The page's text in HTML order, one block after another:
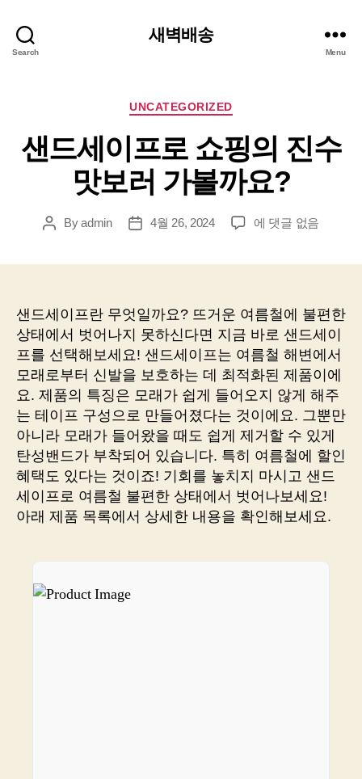
Search
새벽배송
Menu
Categories
UNCATEGORIZED
샌드세이프로 쇼핑의 진수
맛보러 가볼까요?
PostByadmin
Post4월 26, 2024
샌
로
쇼
핑
의
진
수
맛
보
러
가
볼
까
요?
에 댓글 없음
샌드세이프란 무엇일까요? 뜨거운 여름철에 불편한
상태에서 벗어나지 못하신다면 지금 바로 샌드세이
프를 선택해보세요! 샌드세이프는 여름철 해변에서
모래로부터 신발을 보호하는 데 최적화된 제품이에
요. 제품의 특징은 모래가 쉽게 들어오지 않게 해주
는 테이프 구성으로 만들어졌다는 것이에요. 그뿐만
아니라 모래가 들어왔을 때도 쉽게 제거할 수 있게
탄성밴드가 부착되어 있습니다. 특히 여름철에 할인
혜택도 있다는 것이죠! 기회를 놓치지 마시고 샌드
세이프로 여름철 불편한 상태에서 벗어나보세요!
아래 제품 목록에서 상세한 내용을 확인해보세요.